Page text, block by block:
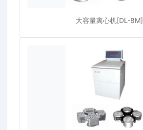
大容量离心机[DL-8M]